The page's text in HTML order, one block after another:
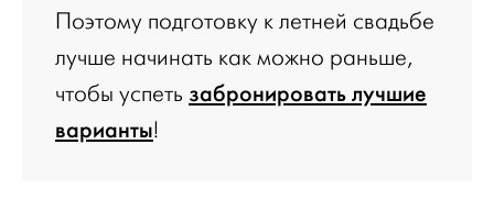
Поэтому подготовку к летней свадьбе
лучше начинать как можно раньше,
чтобы успеть забронировать лучшие
варианты!